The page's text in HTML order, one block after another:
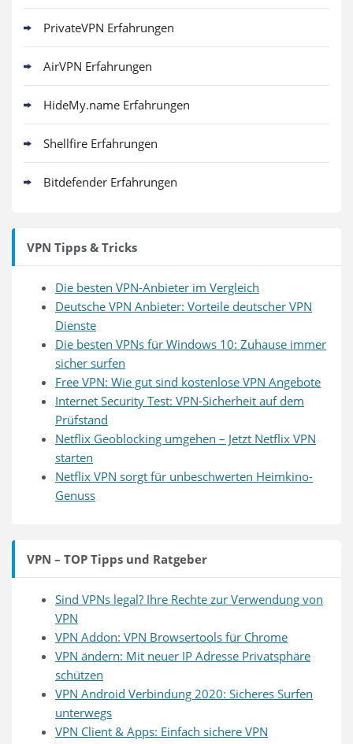
PrivateVPN Erfahrungen
AirVPN Erfahrungen
HideMy.name Erfahrungen
Shellfire Erfahrungen
Bitdefender Erfahrungen
VPN Tipps & Tricks
Die besten VPN-Anbieter im Vergleich
Deutsche VPN Anbieter: Vorteile deutscher VPN
Dienste
Die besten VPNs für Windows 10: Zuhause immer
sicher surfen
Free VPN: Wie gut sind kostenlose VPN Angebote
Internet Security Test: VPN-Sicherheit auf dem
Prüfstand
Netflix Geoblocking umgehen – Jetzt Netflix VPN
starten
Netflix VPN sorgt für unbeschwerten Heimkino-
Genuss
VPN – TOP Tipps und Ratgeber
Sind VPNs legal? Ihre Rechte zur Verwendung von
VPN
VPN Addon: VPN Browsertools für Chrome
VPN ändern: Mit neuer IP Adresse Privatsphäre
schützen
VPN Android Verbindung 2020: Sicheres Surfen
unterwegs
VPN Client & Apps: Einfach sichere VPN